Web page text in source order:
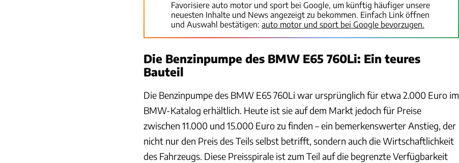
Favorisiere auto motor und sport bei Google, um künftig häufiger unsere
neuesten Inhalte und News angezeigt zu bekommen. Einfach Link öffnen
und Auswahl bestätigen: auto motor und sport bei Google bevorzugen.
Die Benzinpumpe des BMW E65 760Li: Ein teures
Bauteil
Die Benzinpumpe des BMW E65 760Li war ursprünglich für etwa 2.000 Euro im
BMW-Katalog erhältlich. Heute ist sie auf dem Markt jedoch für Preise
zwischen 11.000 und 15.000 Euro zu finden – ein bemerkenswerter Anstieg, der
nicht nur den Preis des Teils selbst betrifft, sondern auch die Wirtschaftlichkeit
des Fahrzeugs. Diese Preisspirale ist zum Teil auf die begrenzte Verfügbarkeit